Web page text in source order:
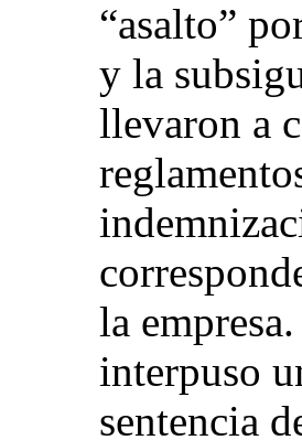
“asalto”
y la
llevaron a
la
interpuso
sentencia